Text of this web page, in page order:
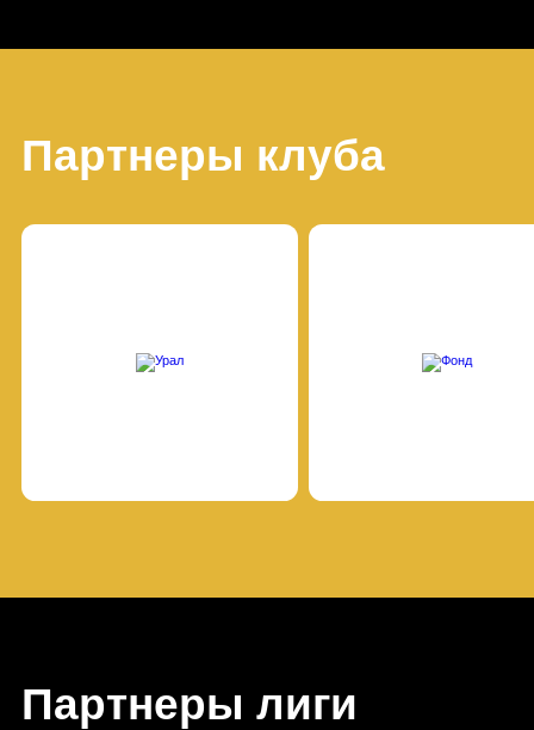
Партнеры клуба
Партнеры лиги